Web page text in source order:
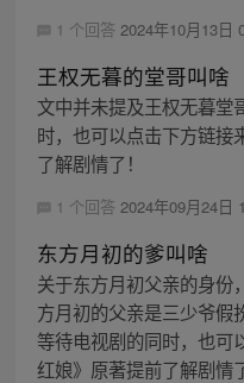
1 个回答 2024年10月13日
王权无暮的堂哥叫啥
文中并未提及王权无暮堂
时，也可以点击下方链接
了解剧情了！
1 个回答 2024年09月24日
东方月初的爹叫啥
关于东方月初父亲的身份
方月初的父亲是三少爷假
等待电视剧的同时，也可
红娘》原著提前了解剧情